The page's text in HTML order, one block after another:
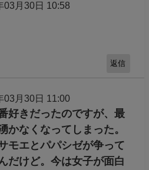
03月30日 10:58
返信
03月30日 11:00
好きだったのですが、最
かなくなってしまった。
モエとパパシゼが争って
だけど。今は女子が面白